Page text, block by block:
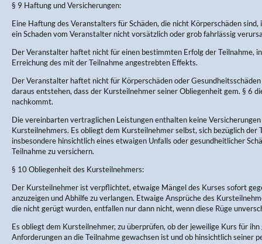
§ 9 Haftung und Versicherungen:
Eine Haftung des Veranstalters für Schäden, die nicht Körperschäden sind,
ein Schaden vom Veranstalter nicht vorsätzlich oder grob fahrlässig
Der Veranstalter haftet nicht für einen bestimmten Erfolg der Teilnahme,
Erreichung des mit der Teilnahme angestrebten Effekts.
Der Veranstalter haftet nicht für Körperschäden oder
daraus entstehen, dass der Kursteilnehmer seiner Obliegenheit gem. § 6
nachkommt.
Die vereinbarten vertraglichen Leistungen enthalten keine Versicherungen
Kursteilnehmers. Es obliegt dem Kursteilnehmer selbst, sich bezüglich der
insbesondere hinsichtlich eines etwaigen Unfalls oder gesundheitlicher
Teilnahme zu versichern.
§ 10 Obliegenheit des Kursteilnehmers:
Der Kursteilnehmer ist verpflichtet, etwaige Mängel des Kurses sofort
anzuzeigen und Abhilfe zu verlangen. Etwaige Ansprüche des
die nicht gerügt wurden, entfallen nur dann nicht, wenn diese Rüge
Es obliegt dem Kursteilnehmer, zu überprüfen, ob der jeweilige Kurs für
Anforderungen an die Teilnahme gewachsen ist und ob hinsichtlich seiner